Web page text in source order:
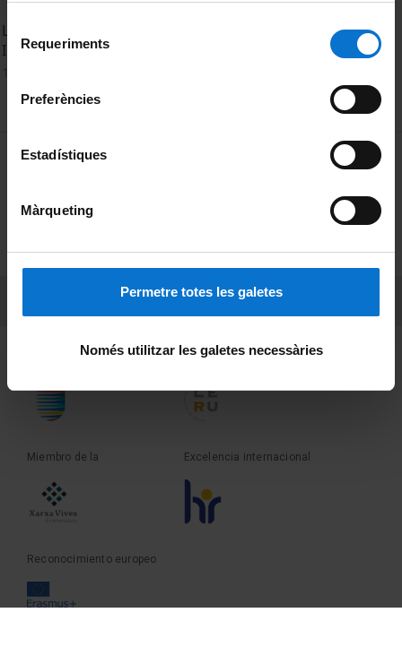
consultar laPolítica de galetes del lloc web de la
Requeriments
Preferències
Estadístiques
Màrqueting
Permetre totes les galetes
Només utilitzar les galetes necessàries
Les Universitats com a motor de política lingüística:
Indicadors, dades i avaluació.
MENÚ PEU 1
Privacidad y términos
Sobre UBtv
Fundadora de la Miembro de la
Miembro de la Excelencia internacional
Reconocimiento europeo